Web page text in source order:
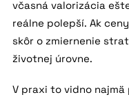
včasná valorizácia
reálne polepší. Ak
skôr o zmiernenie
životnej úrovne.
V praxi to vidno